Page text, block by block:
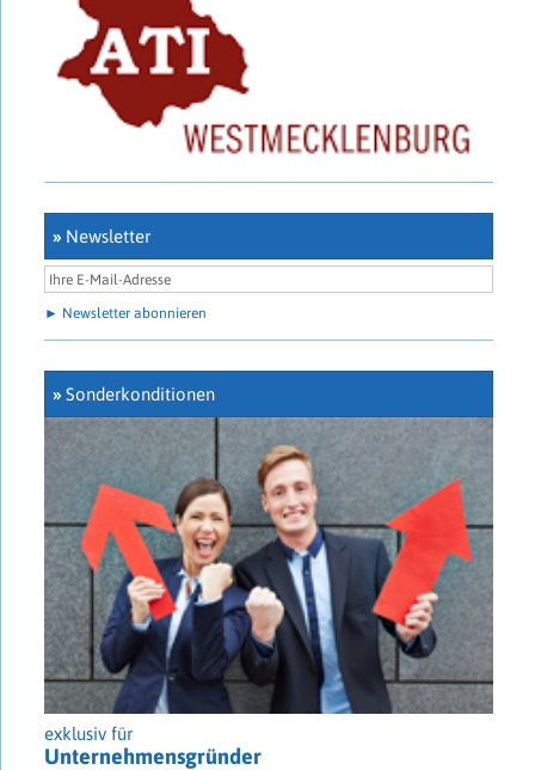
»Newsletter
► Newsletter abonnieren
»Sonderkonditionen
exklusiv für
Unternehmensgründer